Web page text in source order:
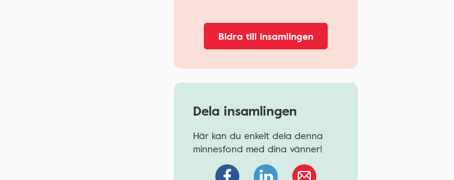
Bidra till insamlingen
Dela insamlingen
Här kan du enkelt dela denna
minnesfond med dina vänner!